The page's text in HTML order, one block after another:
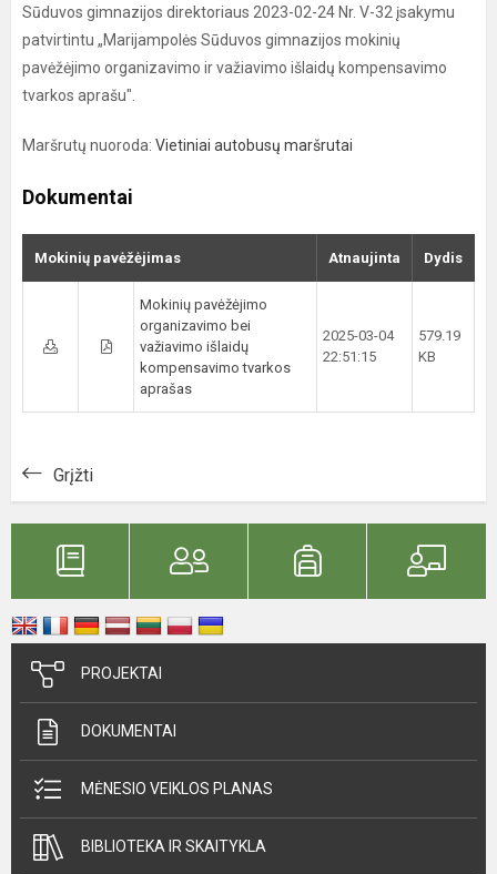
Sūduvos gimnazijos direktoriaus 2023-02-24 Nr. V-32 įsakymu
patvirtintu „Marijampolės Sūduvos gimnazijos mokinių
pavėžėjimo organizavimo ir važiavimo išlaidų kompensavimo
tvarkos aprašu".
Maršrutų nuoroda: Vietiniai autobusų maršrutai
Dokumentai
Mokinių pavėžėjimas Atnaujinta Dydis
Mokinių pavėžėjimo
organizavimo bei
važiavimo išlaidų
kompensavimo tvarkos
aprašas
2025-03-04
22:51:15
579.19
KB
Grįžti
PROJEKTAI
DOKUMENTAI
MĖNESIO VEIKLOS PLANAS
BIBLIOTEKA IR SKAITYKLA